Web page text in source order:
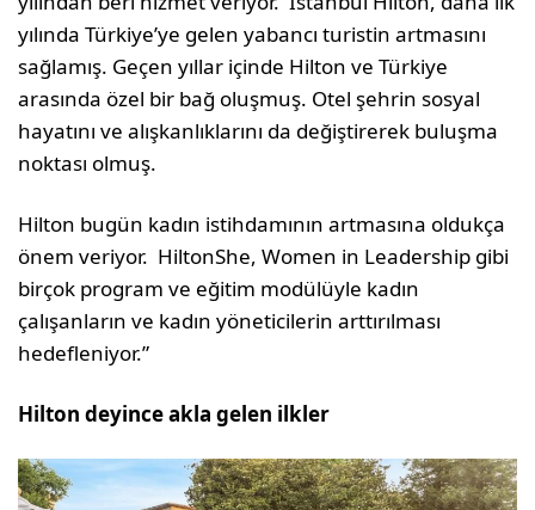
yılında Türkiye’ye gelen yabancı turistin artmasını
sağlamış. Geçen yıllar içinde Hilton ve Türkiye
arasında özel bir bağ oluşmuş. Otel şehrin sosyal
hayatını ve alışkanlıklarını da değiştirerek buluşma
noktası olmuş.
Hilton bugün kadın istihdamının artmasına oldukça
önem veriyor. HiltonShe, Women in Leadership gibi
birçok program ve eğitim modülüyle kadın
çalışanların ve kadın yöneticilerin arttırılması
hedefleniyor.”
Hilton deyince akla gelen ilkler